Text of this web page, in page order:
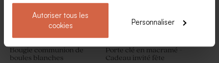
Autoriser tous les
cookies
Personnaliser
Bougie communion de
boules blanches
Porte clé en macramé -
Cadeau invité fête